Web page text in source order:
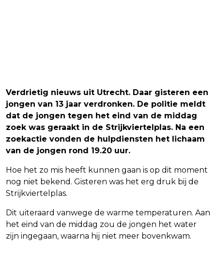
Verdrietig nieuws uit Utrecht. Daar gisteren een
jongen van 13 jaar verdronken. De politie meldt
dat de jongen tegen het eind van de middag
zoek was geraakt in de Strijkviertelplas. Na een
zoekactie vonden de hulpdiensten het lichaam
van de jongen rond 19.20 uur.
Hoe het zo mis heeft kunnen gaan is op dit moment
nog niet bekend. Gisteren was het erg druk bij de
Strijkviertelplas.
Dit uiteraard vanwege de warme temperaturen. Aan
het eind van de middag zou de jongen het water
zijn ingegaan, waarna hij niet meer bovenkwam.